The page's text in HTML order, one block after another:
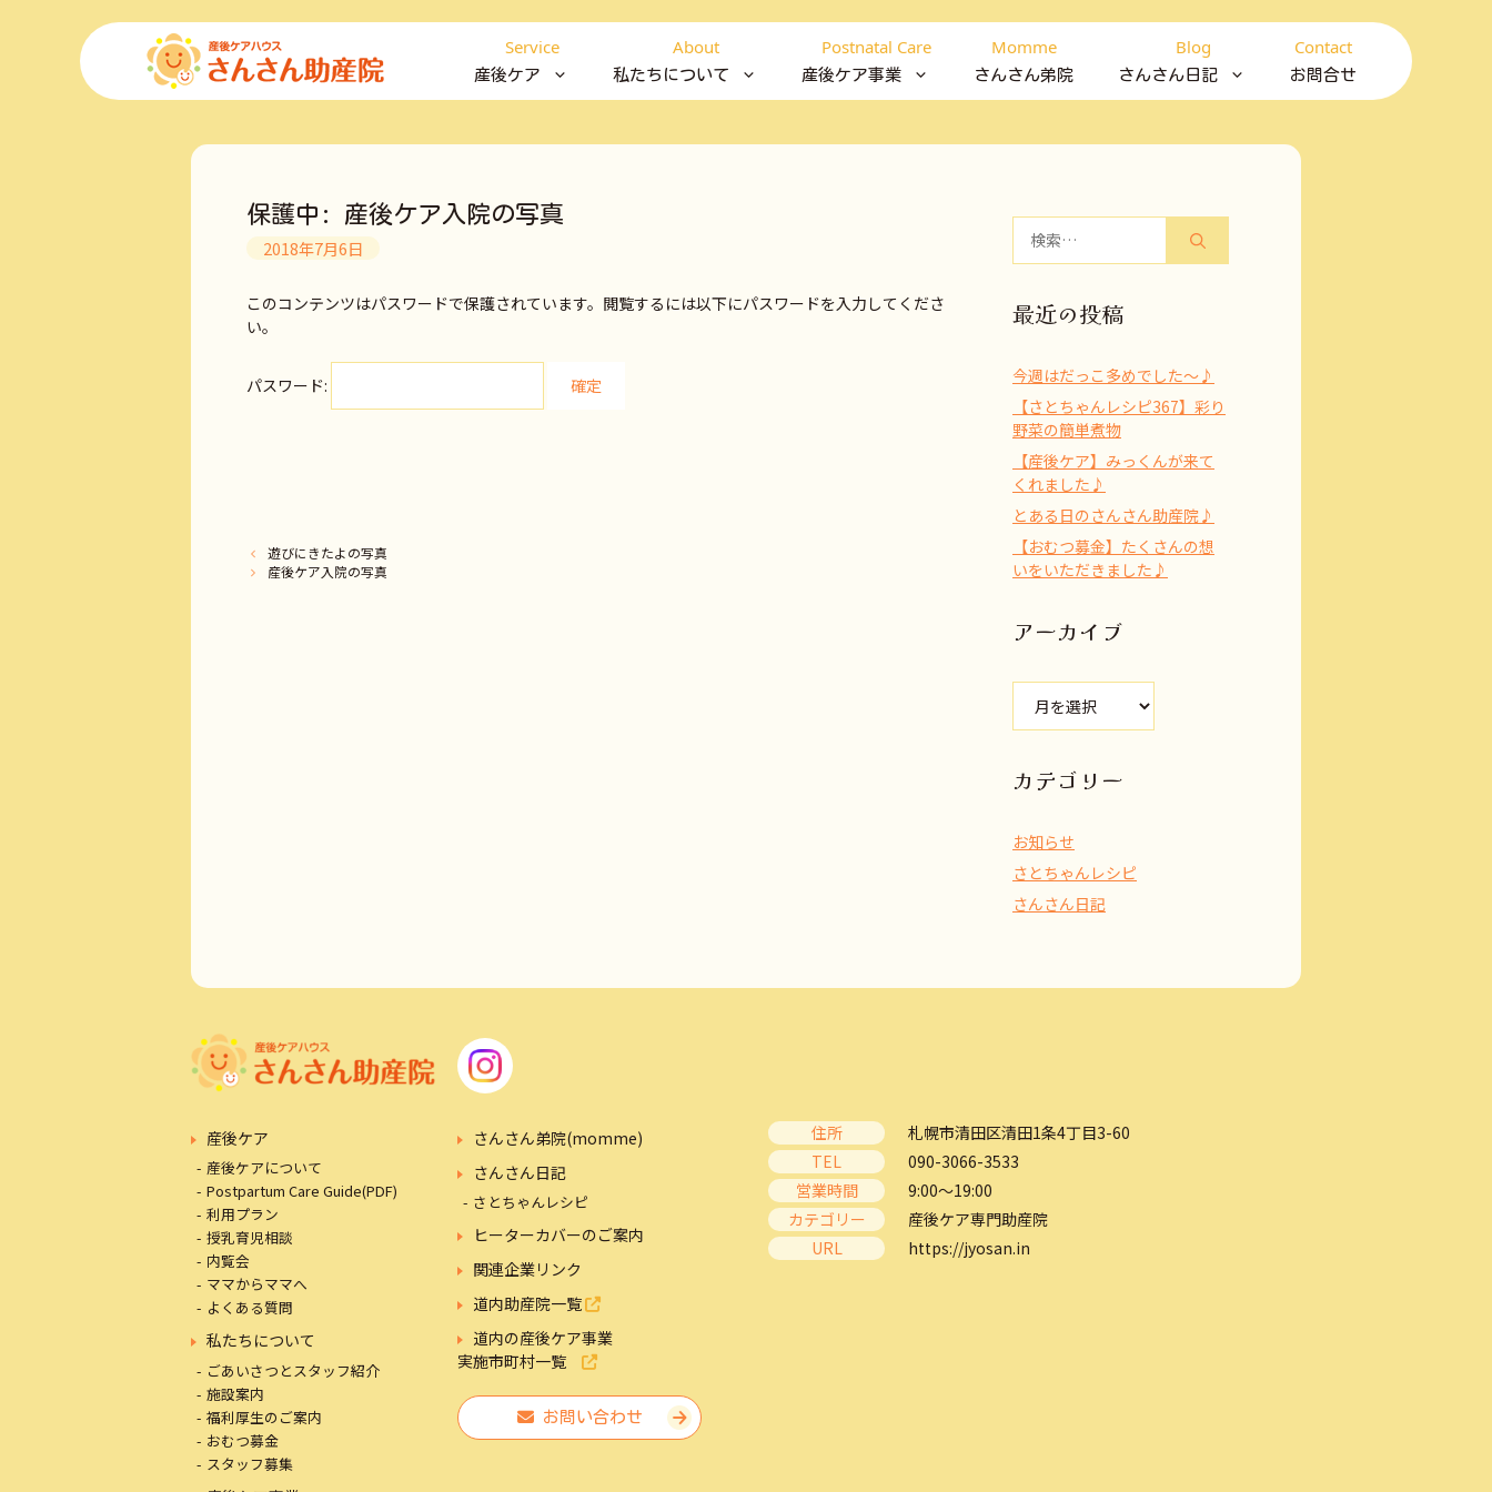
Service
産後ケア
About
私たちについて
Postnatal Care
産後ケア事業
Momme
さんさん弟院
Blog
さんさん日記
Contact
お問合せ
保護中: 産後ケア入院の写真
2018年7月6日
このコンテンツはパスワードで保護されています。閲覧するには以下にパスワードを入力してくださ
い。
パスワード:
遊びにきたよの写真
産後ケア入院の写真
最近の投稿
今週はだっこ多めでした～♪
【さとちゃんレシピ367】彩り
野菜の簡単煮物
【産後ケア】みっくんが来て
くれました♪
とある日のさんさん助産院♪
【おむつ募金】たくさんの想
いをいただきました♪
アーカイブ
ブ
カテゴリー
お知らせ
さとちゃんレシピ
さんさん日記
産後ケア
産後ケアについて
Postpartum Care Guide(PDF)
利用プラン
授乳育児相談
内覧会
ママからママへ
よくある質問
私たちについて
ごあいさつとスタッフ紹介
施設案内
福利厚生のご案内
おむつ募金
スタッフ募集
さんさん弟院(momme)
さんさん日記
さとちゃんレシピ
ヒーターカバーのご案内
関連企業リンク
道内助産院一覧
道内の産後ケア事業
実施市町村一覧
お問い合わせ
住所
札幌市清田区清田1条4丁目3-60
TEL
090-3066-3533
営業時間
9:00～19:00
カテゴリー
産後ケア専門助産院
URL
https://jyosan.in